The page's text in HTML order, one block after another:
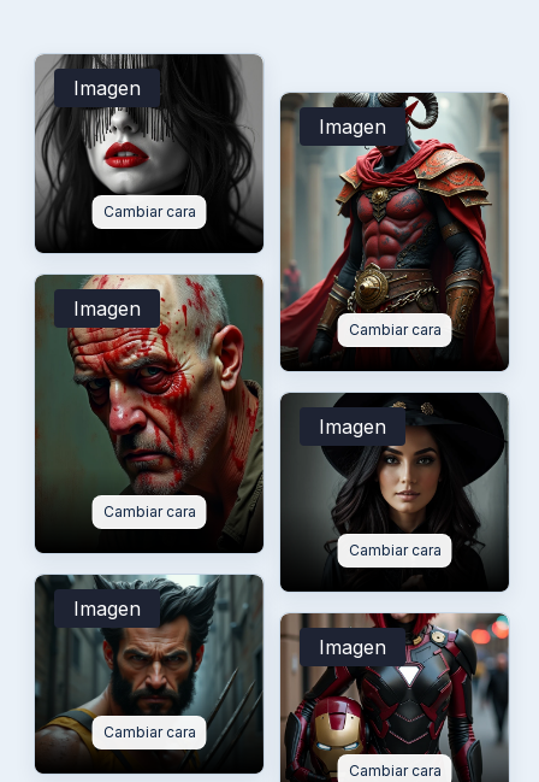
Imagen
Cambiar cara
Imagen
Cambiar cara
Imagen
Cambiar cara
Imagen
Cambiar cara
Imagen
Cambiar cara
Imagen
Cambiar cara